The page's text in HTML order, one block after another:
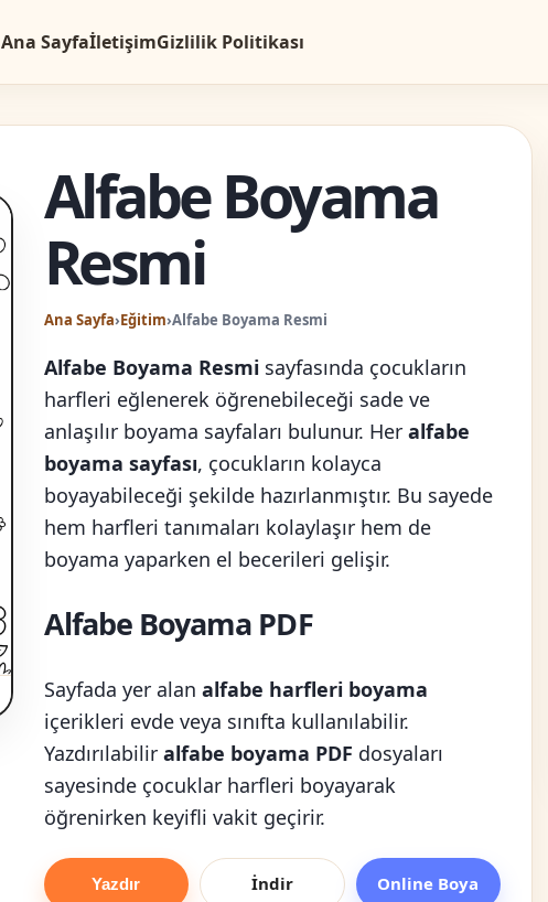
Ana SayfaİletişimGizlilik Politikası
Alfabe Boyama
Resmi
Ana Sayfa›Eğitim›Alfabe Boyama Resmi
Alfabe Boyama Resmisayfasında çocukların
harfleri eğlenerek öğrenebileceği sade ve
anlaşılır boyama sayfaları bulunur. Her alfabe
boyama sayfası, çocukların kolayca
boyayabileceği şekilde hazırlanmıştır. Bu sayede
hem harfleri tanımaları kolaylaşır hem de
boyama yaparken el becerileri gelişir.
Alfabe Boyama PDF
Sayfada yer alan alfabe harfleri boyama
içerikleri evde veya sınıfta kullanılabilir.
Yazdırılabilir alfabe boyama PDF dosyaları
sayesinde çocuklar harfleri boyayarak
öğrenirken keyifli vakit geçirir.
Yazdır İndir Online Boya